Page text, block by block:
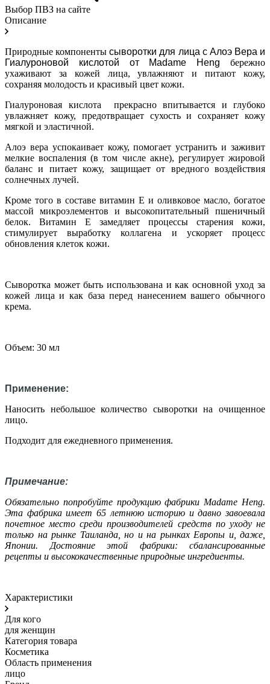
Выбор ПВЗ на сайте
Описание
Природные компонентысыворотки для лица с Алоэ Вера и
Гиалуроновой кислотой от Madame Heng бережно
ухаживают за кожей лица, увлажняют и питают кожу,
сохраняя молодость и красивый цвет кожи.
Гиалуроновая кислота прекрасно впитывается и глубоко
увлажняет кожу, предотвращает сухость и сохраняет кожу
мягкой и эластичной.
Алоэ вера успокаивает кожу, помогает устранить и заживит
мелкие воспаления (в том числе акне), регулирует жировой
баланс и питает кожу, защищает от вредного воздействия
солнечных лучей.
Кроме того в составе витамин Е и оливковое масло, богатое
массой микроэлементов и высокопитательный пшеничный
белок. Витамин Е замедляет процессы старения кожи,
стимулирует выработку коллагена и ускоряет процесс
обновления клеток кожи.
Сыворотка может быть использована и как основной уход за
кожей лица и как база перед нанесением вашего обычного
крема.
Объем: 30 мл
Применение:
Наносить небольшое количество сыворотки на очищенное
лицо.
Подходит для ежедневного применения.
Примечание:
Обязательно попробуйте продукцию фабрики Madame Heng.
Эта фабрика имеет 65 летнюю историю и давно завоевала
почетное место среди производителей средств по уходу не
только на рынке Таиланда, но и на рынках Европы и, даже,
Японии. Достояние этой фабрики: сбалансированные
рецепты и высококачественные природные ингредиенты.
Характеристики
Для кого
для женщин
Категория товара
Косметика
Область применения
лицо